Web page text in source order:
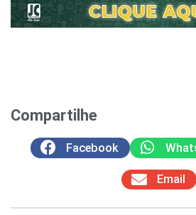
Compartilhe
Facebook
Email